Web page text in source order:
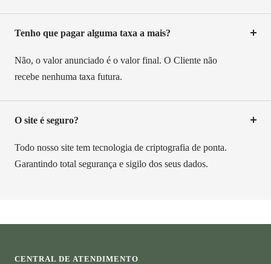
Tenho que pagar alguma taxa a mais?
Não, o valor anunciado é o valor final. O Cliente não
recebe nenhuma taxa futura.
O site é seguro?
Todo nosso site tem tecnologia de criptografia de ponta.
Garantindo total segurança e sigilo dos seus dados.
CENTRAL DE ATENDIMENTO